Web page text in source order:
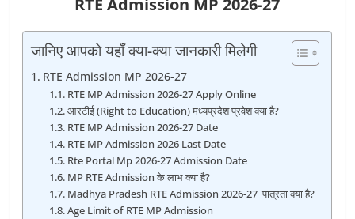
RTE Admission MP 2026-27
जानिए आपको यहाँ क्या-क्या जानकारी मिलेगी
RTE Admission MP 2026-27
RTE MP Admission 2026-27 Apply Online
आरटीई (Right to Education) मध्यप्रदेश प्रवेश क्या है?
RTE MP Admission 2026-27 Date
RTE MP Admission 2026 Last Date
Rte Portal Mp 2026-27 Admission Date
MP RTE Admission के लाभ क्या है?
Madhya Pradesh RTE Admission 2026-27 पात्रता क्या है?
Age Limit of RTE MP Admission